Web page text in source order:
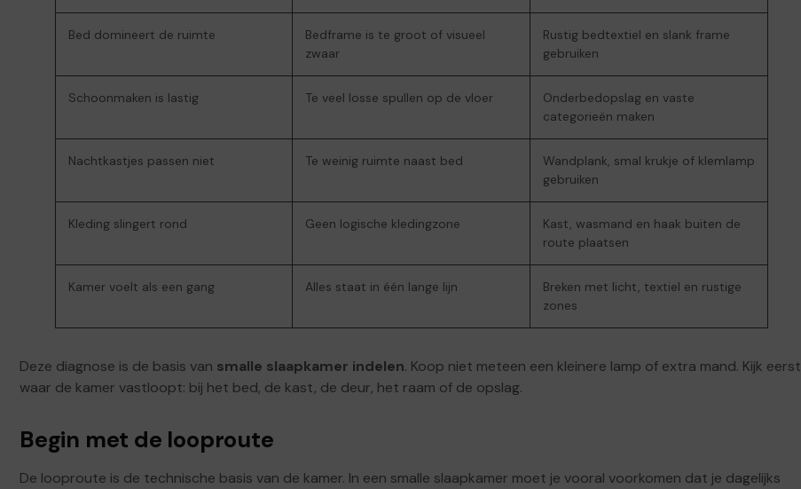
Bed domineert de ruimte
Bedframe is te groot of visueel
zwaar
Rustig bedtextiel en slank frame
gebruiken
Schoonmaken is lastig Te veel losse spullen op de vloer
Onderbedopslag en vaste
categorieën maken
Nachtkastjes passen niet Te weinig ruimte naast bed
Wandplank, smal krukje of klemlamp
gebruiken
Kleding slingert rond Geen logische kledingzone
Kast, wasmand en haak buiten de
route plaatsen
Kamer voelt als een gang Alles staat in één lange lijn
Breken met licht, textiel en rustige
zones
Deze diagnose is de basis van smalle slaapkamer indelen. Koop niet meteen een kleinere lamp of extra mand. Kijk eerst
waar de kamer vastloopt: bij het bed, de kast, de deur, het raam of de opslag.
Begin met de looproute
De looproute is de technische basis van de kamer. In een smalle slaapkamer moet je vooral voorkomen dat je dagelijks